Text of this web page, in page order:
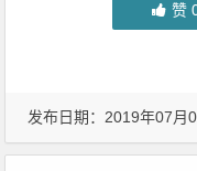
赞
发布日期：2019年07月